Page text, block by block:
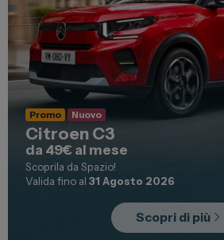
Promo Nuovo
Citroen C3
da 49€ al mese
Scoprila da Spazio!
Valida fino al31 Agosto 2026
Scopri di più